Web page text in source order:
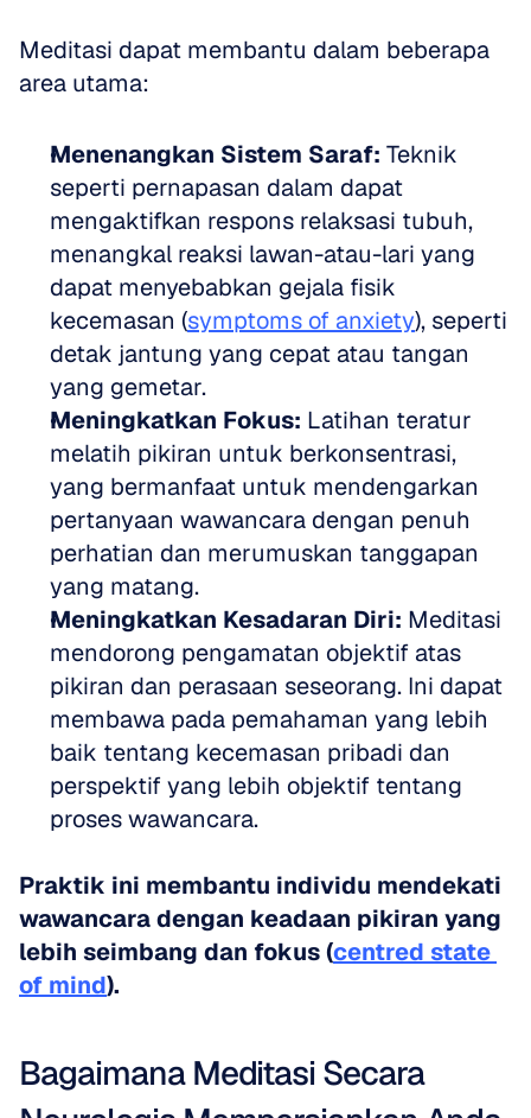
Meditasi dapat membantu dalam beberapa
area utama:
Menenangkan Sistem Saraf: Teknik
seperti pernapasan dalam dapat
mengaktifkan respons relaksasi tubuh,
menangkal reaksi lawan-atau-lari yang
dapat menyebabkan gejala fisik
kecemasan (symptoms of anxiety), seperti
detak jantung yang cepat atau tangan
yang gemetar.
Meningkatkan Fokus: Latihan teratur
melatih pikiran untuk berkonsentrasi,
yang bermanfaat untuk mendengarkan
pertanyaan wawancara dengan penuh
perhatian dan merumuskan tanggapan
yang matang.
Meningkatkan Kesadaran Diri: Meditasi
mendorong pengamatan objektif atas
pikiran dan perasaan seseorang. Ini dapat
membawa pada pemahaman yang lebih
baik tentang kecemasan pribadi dan
perspektif yang lebih objektif tentang
proses wawancara.
Praktik ini membantu individu mendekati
wawancara dengan keadaan pikiran yang
lebih seimbang dan fokus (centred state
of mind).
Bagaimana Meditasi Secara